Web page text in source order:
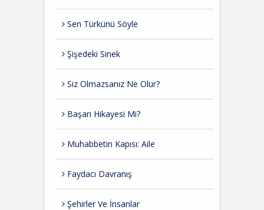
Sen Türkünü Söyle
Şişedeki Sinek
Siz Olmazsanız Ne Olur?
Başarı Hikayesi Mi?
Muhabbetin Kapısı: Aile
Faydacı Davranış
Şehirler Ve İnsanlar